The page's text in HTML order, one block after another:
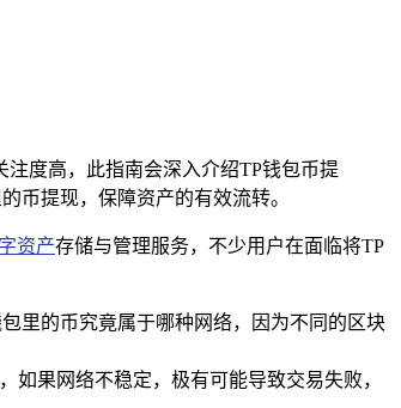
度高，此指南会深入介绍TP钱包币提
币提现，保障资产的有效流转。
资产存储与管理服务，不少用户在面临将TP
里的币究竟属于哪种网络，因为不同的区块
果网络不稳定，极有可能导致交易失败，